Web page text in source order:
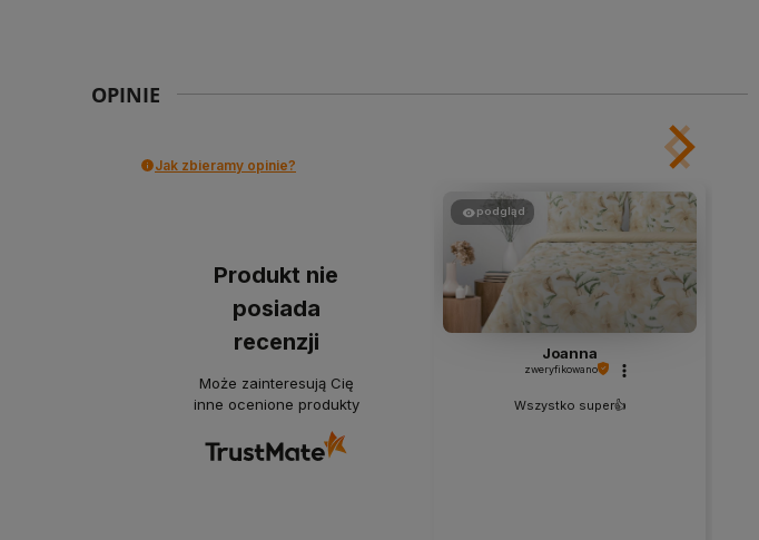
OPINIE
Jak zbieramy opinie?
Produkt nie
posiada
recenzji
Może zainteresują Cię
inne ocenione produkty
podgląd
Joanna
zweryfikowano
Wszystko super👍️